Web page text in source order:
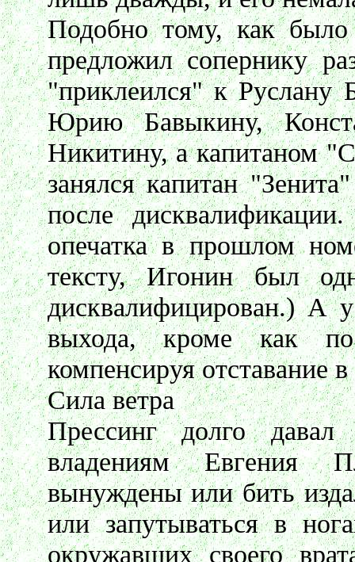
Подобно тому, как
предложил сопернику
"приклеился" к Руслану
Юрию Бавыкину,
Никитину, а капитаном
занялся капитан
после
опечатка в прошлом
тексту, Игонин был
дисквалифицирован.) А
выхода, кроме как
компенсируя отставание
Сила ветра
Прессинг долго
владениям Евгения
вынуждены или бить
или запутываться в
окружавших своего